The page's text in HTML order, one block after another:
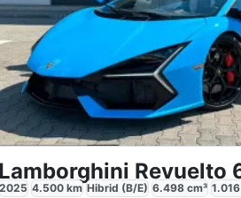
2025 4.500 km Hibrid (B/E) 6.498 cm³ 1.016